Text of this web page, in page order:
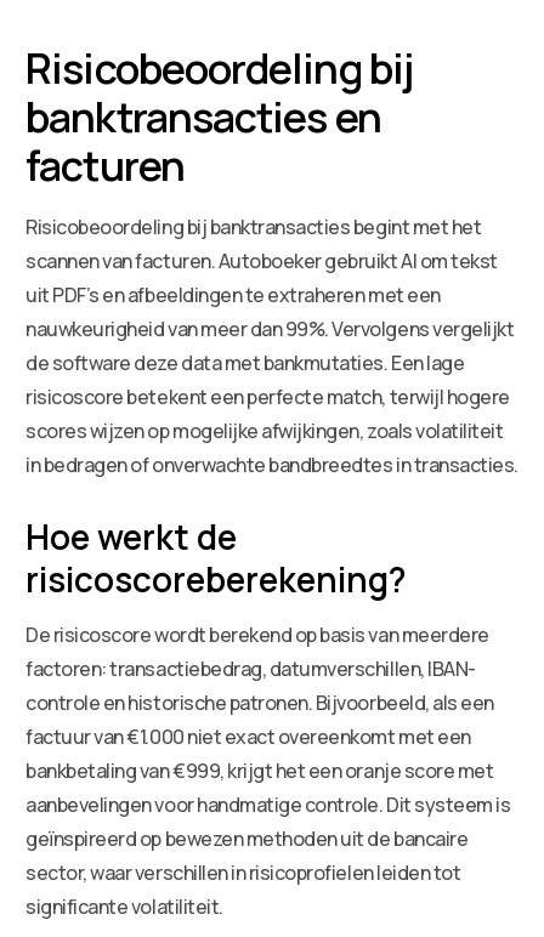
Risicobeoordeling bij
banktransacties en
facturen
Risicobeoordeling bij banktransacties begint met het
scannen van facturen. Autoboeker gebruikt AI om tekst
uit PDF’s en afbeeldingen te extraheren met een
nauwkeurigheid van meer dan 99%. Vervolgens vergelijkt
de software deze data met bankmutaties. Een lage
risicoscore betekent een perfecte match, terwijl hogere
scores wijzen op mogelijke afwijkingen, zoals volatiliteit
in bedragen of onverwachte bandbreedtes in transacties.
Hoe werkt de
risicoscoreberekening?
De risicoscore wordt berekend op basis van meerdere
factoren: transactiebedrag, datumverschillen, IBAN-
controle en historische patronen. Bijvoorbeeld, als een
factuur van €1.000 niet exact overeenkomt met een
bankbetaling van €999, krijgt het een oranje score met
aanbevelingen voor handmatige controle. Dit systeem is
geïnspireerd op bewezen methoden uit de bancaire
sector, waar verschillen in risicoprofielen leiden tot
significante volatiliteit.